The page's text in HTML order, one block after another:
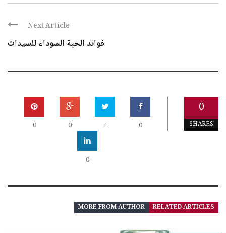
Next Article
فوائد الحبة السوداء للسيدات
0
SHARES
0
+
0
0
0
RELATED ARTICLES
MORE FROM AUTHOR